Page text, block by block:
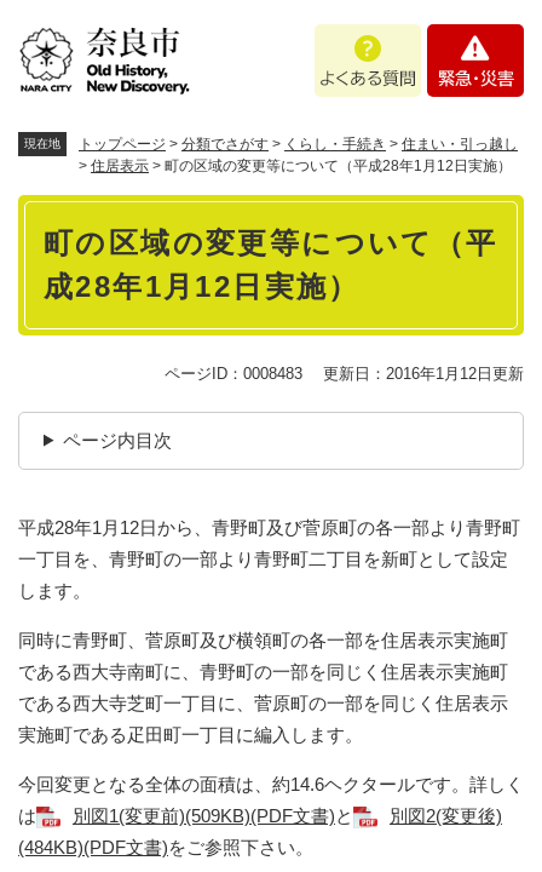
あ
問
・
現在地 トップページ > 分類でさがす > くらし・手続き > 住まい・引っ越し
> 住居表示 > 町の区域の変更等について（平成28年1月12日実施）
本
町の区域の変更等について（平
成28年1月12日実施）
ページID：0008483 更新日：2016年1月12日更新
ページ内目次
平成28年1月12日から、青野町及び菅原町の各一部より青野町
一丁目を、青野町の一部より青野町二丁目を新町として設定
します。
同時に青野町、菅原町及び横領町の各一部を住居表示実施町
である西大寺南町に、青野町の一部を同じく住居表示実施町
である西大寺芝町一丁目に、菅原町の一部を同じく住居表示
実施町である疋田町一丁目に編入します。
今回変更となる全体の面積は、約14.6ヘクタールです。詳しく
は
別図1(変更前)(509KB)(PDF文書)と
別図2(変更後)
(484KB)(PDF文書)をご参照下さい。